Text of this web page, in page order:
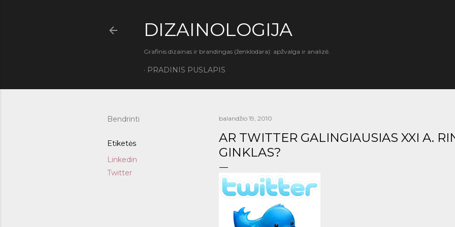
DIZAINOLOGIJA
Grafinis dizainas ir brandingas (ženklodara): apžvalga ir analizė.
PRADINIS PUSLAPIS
Bendrinti
Etiketės
Linkedin
Twitter
balandžio 19, 2010
AR TWITTER GALINGIAUSIAS XXI A.
GINKLAS?